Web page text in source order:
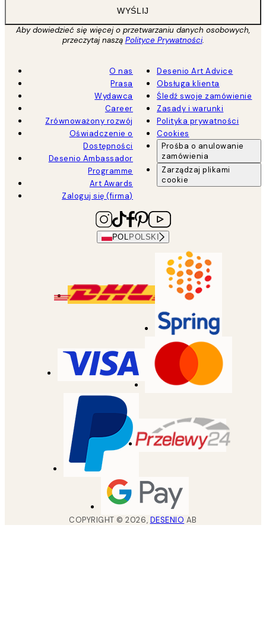
WYŚLIJ
Aby dowiedzieć się więcej o przetwarzaniu danych osobowych,
przeczytaj naszą Polityce Prywatności.
O nas
Prasa
Wydawca
Career
Zrównoważony rozwój
Oświadczenie o
Dostępności
Desenio Ambassador
Programme
Art Awards
Zaloguj się (firma)
Desenio Art Advice
Obsługa klienta
Śledź swoje zamówienie
Zasady i warunki
Polityka prywatności
Cookies
Prośba o anulowanie
zamówienia
Zarządzaj plikami
cookie
POL POLSKI
COPYRIGHT ©2026, DESENIO AB